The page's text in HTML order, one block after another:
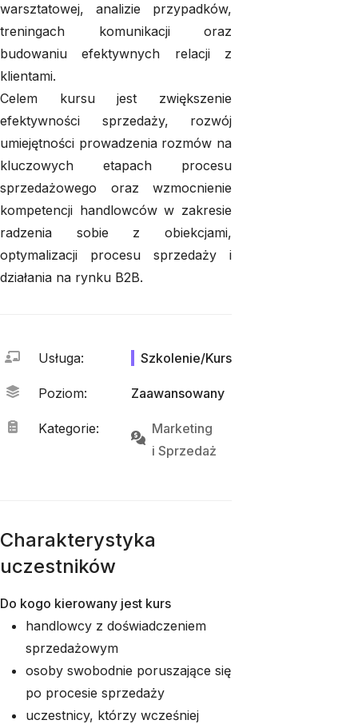
warsztatowej, analizie przypadków,
treningach komunikacji oraz
budowaniu efektywnych relacji z
klientami.
Celem kursu jest zwiększenie
efektywności sprzedaży, rozwój
umiejętności prowadzenia rozmów na
kluczowych etapach procesu
sprzedażowego oraz wzmocnienie
kompetencji handlowców w zakresie
radzenia sobie z obiekcjami,
optymalizacji procesu sprzedaży i
działania na rynku B2B.
Usługa: Szkolenie/Kurs
Poziom: Zaawansowany
Kategorie:
Marketing
i Sprzedaż
Charakterystyka
uczestników
Do kogo kierowany jest kurs
handlowcy z doświadczeniem
sprzedażowym
osoby swobodnie poruszające się
po procesie sprzedaży
uczestnicy, którzy wcześniej